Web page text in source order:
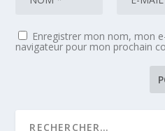
Enregistrer mon nom, mon
navigateur pour mon prochain